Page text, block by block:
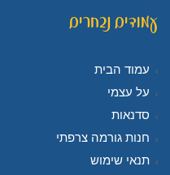
עמודים נבחרים
עמוד הבית
על עצמי
סדנאות
חנות גורמה צרפתי
תנאי שימוש